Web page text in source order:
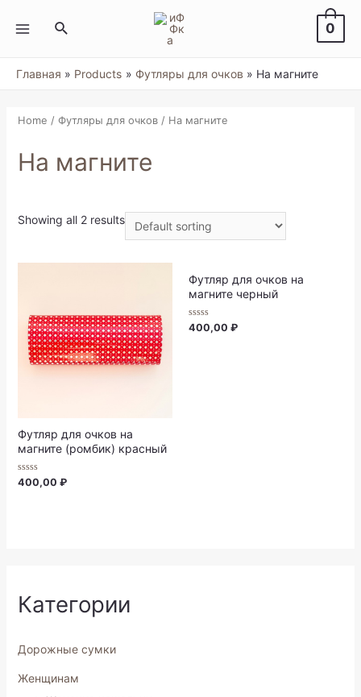
содержимому
MENU
Поиск 0
Главная Products Футляры для очков На магните
Категории
Дорожные сумки
Женщинам
Home / Футляры для очков/ На магните
На магните
Showing all 2 results
Футляр для очков на
магните (ромбик) красный
Rated
400,00 ₽
Футляр для очков на
магните черный
Rated
400,00 ₽